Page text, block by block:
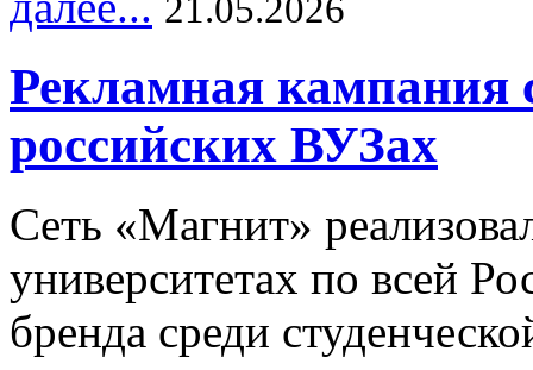
21.05.2026
Рекламная кампания
российских ВУЗах
Сеть «Магнит»
университетах по всей
бренда среди